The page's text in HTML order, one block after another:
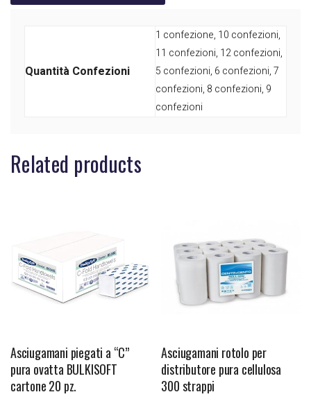
Quantità Confezioni
1 confezione, 10 confezioni,
11 confezioni, 12 confezioni,
5 confezioni, 6 confezioni, 7
confezioni, 8 confezioni, 9
confezioni
Related products
Asciugamani piegati a “C”
pura ovatta BULKISOFT
cartone 20 pz.
Asciugamani rotolo per
distributore pura cellulosa
300 strappi